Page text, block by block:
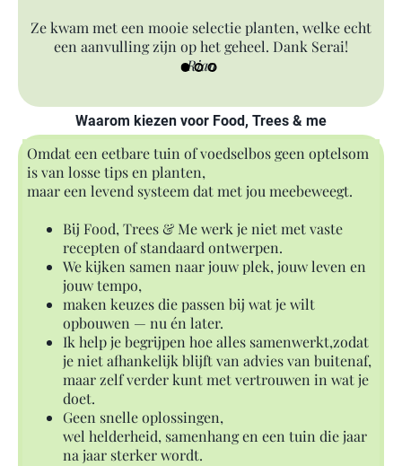
Ze kwam met een mooie selectie planten, welke echt
een aanvulling zijn op het geheel. Dank Serai!
Rian
Waarom kiezen voor Food, Trees & me
Omdat een eetbare tuin of voedselbos geen optelsom
is van losse tips en planten,
maar een levend systeem dat met jou meebeweegt.
Bij Food, Trees & Me werk je niet met vaste
recepten of standaard ontwerpen.
We kijken samen naar jouw plek, jouw leven en
jouw tempo,
maken keuzes die passen bij wat je wilt
opbouwen — nu én later.
Ik help je begrijpen hoe alles samenwerkt,zodat
je niet afhankelijk blijft van advies van buitenaf,
maar zelf verder kunt met vertrouwen in wat je
doet.
Geen snelle oplossingen,
wel helderheid, samenhang en een tuin die jaar
na jaar sterker wordt.